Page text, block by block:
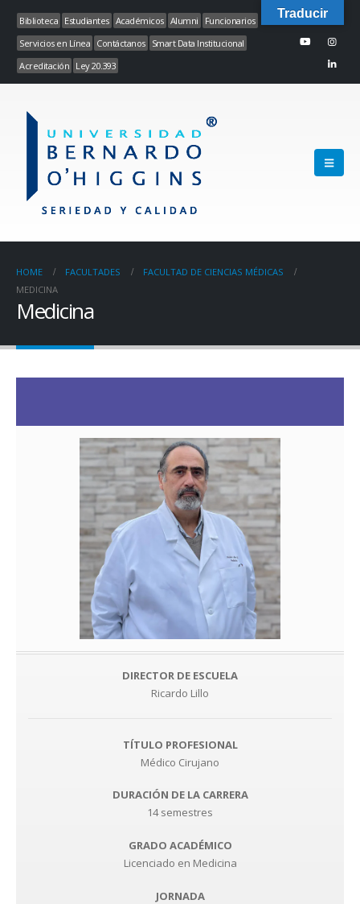
Biblioteca Estudiantes Académicos Alumni
Funcionarios
Servicios en Línea Contáctanos
Smart Data Institucional
Acreditación Ley 20.393
HOME FACULTADES
FACULTAD DE CIENCIAS MÉDICAS
MEDICINA
Medicina
DIRECTOR DE ESCUELA
Ricardo Lillo
TÍTULO PROFESIONAL
Médico Cirujano
DURACIÓN DE LA CARRERA
14 semestres
GRADO ACADÉMICO
Licenciado en Medicina
JORNADA
Traducir